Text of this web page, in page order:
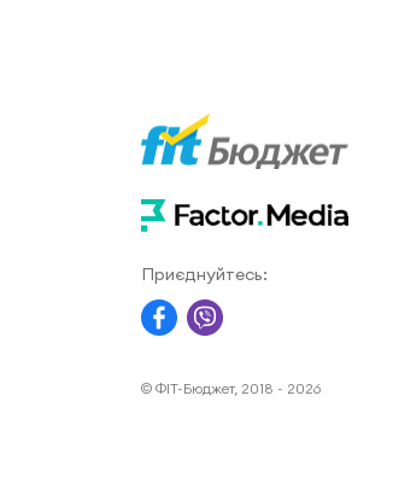
Приєднуйтесь:
© ФІТ-Бюджет, 2018 - 2026